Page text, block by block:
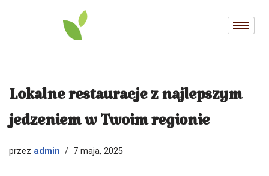
Lokalne restauracje z najlepszym
jedzeniem w Twoim regionie
przez admin 7 maja, 2025